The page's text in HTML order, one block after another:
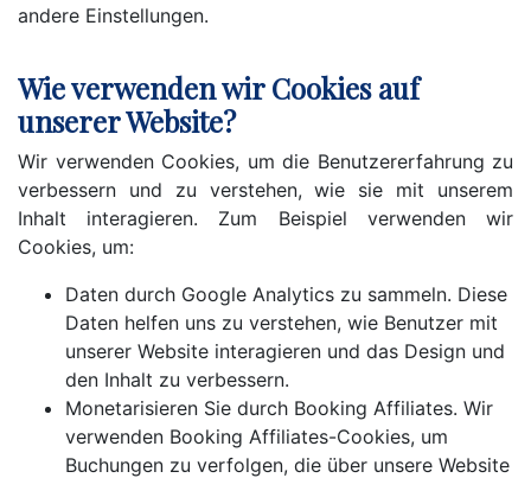
andere Einstellungen.
Wie verwenden wir Cookies auf
unserer Website?
Wir verwenden Cookies, um die Benutzererfahrung zu
verbessern und zu verstehen, wie sie mit unserem
Inhalt interagieren. Zum Beispiel verwenden wir
Cookies, um:
Daten durch Google Analytics zu sammeln. Diese
Daten helfen uns zu verstehen, wie Benutzer mit
unserer Website interagieren und das Design und
den Inhalt zu verbessern.
Monetarisieren Sie durch Booking Affiliates. Wir
verwenden Booking Affiliates-Cookies, um
Buchungen zu verfolgen, die über unsere Website